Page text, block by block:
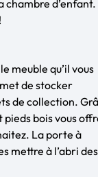
chambre d’enfant.
meuble qu’il vous
de stocker
de collection.
bois vous
La porte à
mettre à l’abri des